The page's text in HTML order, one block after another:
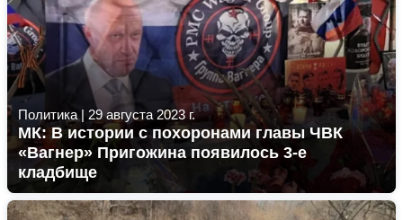
Политика | 29 августа 2023 г.
МК: В истории с похоронами главы ЧВК
«Вагнер» Пригожина появилось 3-е
кладбище